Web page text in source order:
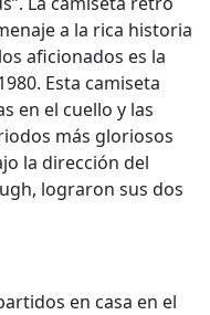
a la rica historia
aficionados es la
Esta camiseta
en el cuello y las
más gloriosos
la dirección del
lograron sus dos
en casa en el